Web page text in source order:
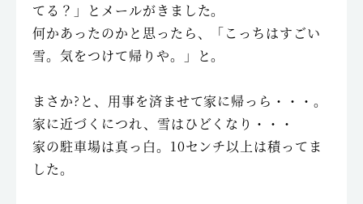
てる？」とメールがきました。
何かあったのかと思ったら、「こっちはすごい
雪。気をつけて帰りや。」と。
まさか?と、用事を済ませて家に帰っら・・・。
家に近づくにつれ、雪はひどくなり・・・
家の駐車場は真っ白。10センチ以上は積ってま
した。